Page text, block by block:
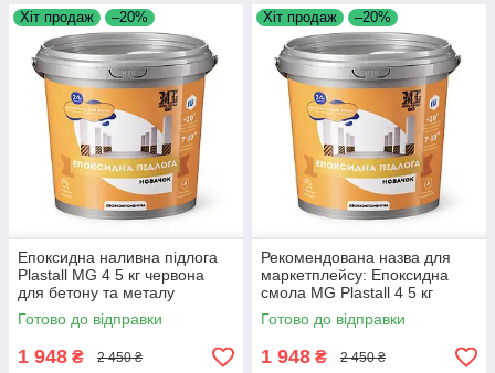
Хіт продаж –20%
Епоксидна наливна підлога
Plastall MG 4 5 кг червона
для бетону та металу
Готово до відправки
1 948 ₴ 2 450 ₴
Хіт продаж –20%
Рекомендована назва для
маркетплейсу: Епоксидна
смола MG Plastall 4 5 кг
двокомпонентна для бетону
та металу Чому саме так: -
Готово до відправки
1 948 ₴ 2 450 ₴